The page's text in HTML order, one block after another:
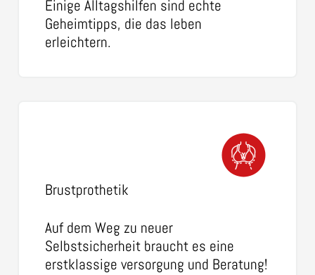
Einige Alltagshilfen sind echte
Geheimtipps, die das leben
erleichtern.
Brustprothetik
Auf dem Weg zu neuer
Selbstsicherheit braucht es eine
erstklassige versorgung und Beratung!